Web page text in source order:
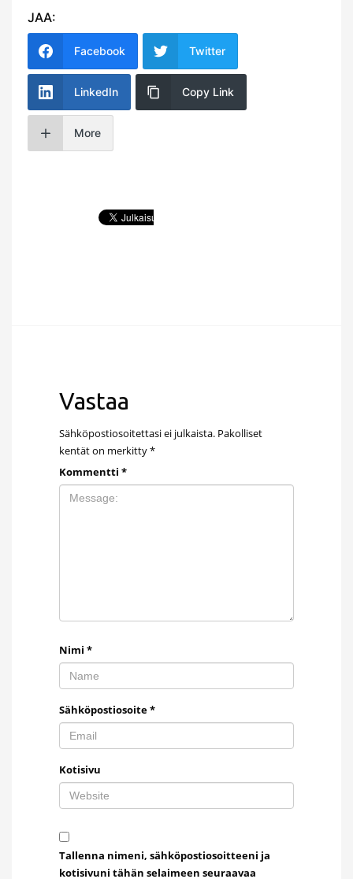
JAA:
Facebook Twitter
LinkedIn Copy Link
More
Vastaa
Sähköpostiosoitettasi ei julkaista. Pakolliset
kentät on merkitty*
Kommentti *
Nimi *
Sähköpostiosoite*
Kotisivu
Tallenna nimeni, sähköpostiosoitteeni ja
kotisivuni tähän selaimeen seuraavaa